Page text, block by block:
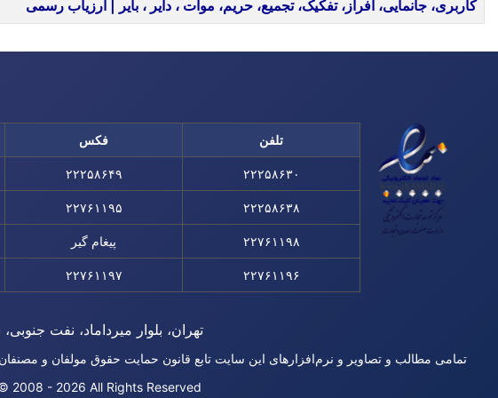
کاربری، جانمایی، افراز، تفکیک، تجمیع، حریم، موات ، دایر ، بایر | ارزیاب رسمی
تلفن فکس
۲۲۲۵۸۶۳۰ ۲۲۲۵۸۶۴۹
۲۲۲۵۸۶۳۸ ۲۲۷۶۱۱۹۵
۲۲۷۶۱۱۹۸ پیغام گیر
۲۲۷۶۱۱۹۶ ۲۲۷۶۱۱۹۷
تهران، بلوار میرداماد، نفت جنوبی،
تمامی مطالب و تصاویر و نرم‌افزارهای این سایت تابع قانون حمایت حقوق مولفان و
2008 - 2026 All Rights Reserved